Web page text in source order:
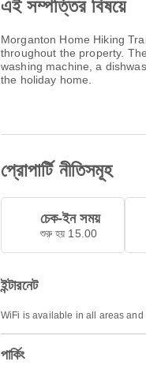
এই সম্পত্তির বিষয়ে
Morganton Home Hiking
throughout the property.
washing machine, a
the holiday home.
প্রোপার্টি নীতিসমূহ
চেক-ইন সময়
শুরু হয় 15.00
ইন্টারনেট
WiFi is available in all areas and
পার্কিং